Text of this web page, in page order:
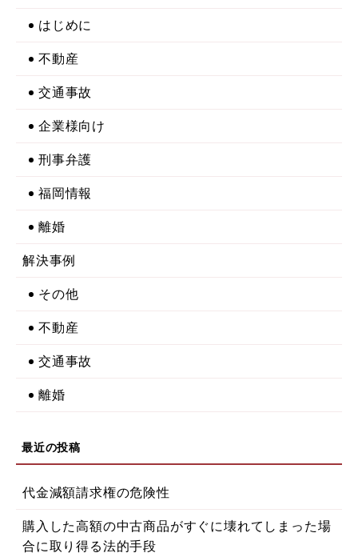
はじめに
不動産
交通事故
企業様向け
刑事弁護
福岡情報
離婚
解決事例
その他
不動産
交通事故
離婚
代金減額請求権の危険性
購入した高額の中古商品がすぐに壊れてしまった場
合に取り得る法的手段